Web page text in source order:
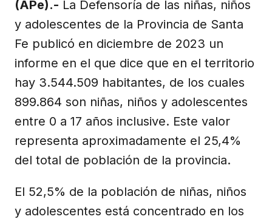
(APe).- La Defensoría de las niñas, niños
y adolescentes de la Provincia de Santa
Fe publicó en diciembre de 2023 un
informe en el que dice que en el territorio
hay 3.544.509 habitantes, de los cuales
899.864 son niñas, niños y adolescentes
entre 0 a 17 años inclusive. Este valor
representa aproximadamente el 25,4%
del total de población de la provincia.
El 52,5% de la población de niñas, niños
y adolescentes está concentrado en los